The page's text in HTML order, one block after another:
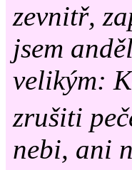
zevnitř,
jsem
velikým:
zrušiti
nebi, ani